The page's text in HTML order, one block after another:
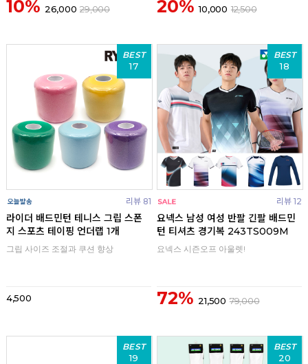
10% 26,000 29,000 20% 10,000 12,500
BEST
17
리뷰 81
라이더 배드민턴 테니스 그립 스폰
지 스포츠 테이핑 언더랩 1개
그립 사이즈 조절과 쿠션 향상
4,500
BEST
18
리뷰 12
요넥스 남성 여성 반팔 긴팔 배드민
턴 티셔츠 경기복 243TS009M
요넥스 시즌오프 아울렛!
72% 21,500 79,000
BEST
19
BEST
20